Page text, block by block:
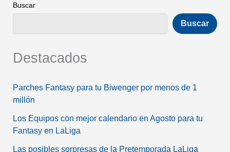
Buscar
Buscar
Destacados
Parches Fantasy para tu Biwenger por menos de 1
millón
Los Equipos con mejor calendario en Agosto para tu
Fantasy en LaLiga
Las posibles sorpresas de la Pretemporada LaLiga